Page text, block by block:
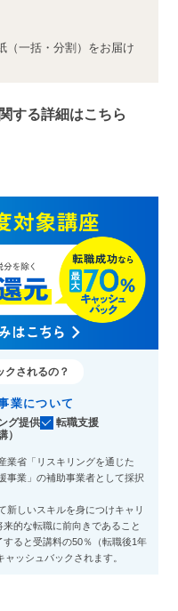
版Office、他社のOffice
ん。
は、米国Microsoft
の国における登録商標
（一括・分割）をお届け
する詳細はこちら
クされるの？
業について
グ提供
）
転職支援
業省「リスキリングを通じた
事業」の補助事業者として採択
新しいスキルを身につけキャリ
的な転職に前向きであること
ると受講料の50％（転職後1年
ッシュバックされます。